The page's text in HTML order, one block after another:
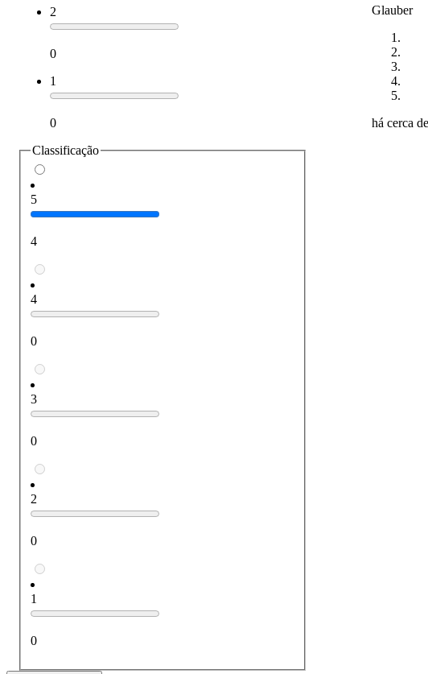
2
0
1
0
Classificação
5
4
4
0
3
0
2
0
1
0
Glauber
há cerca